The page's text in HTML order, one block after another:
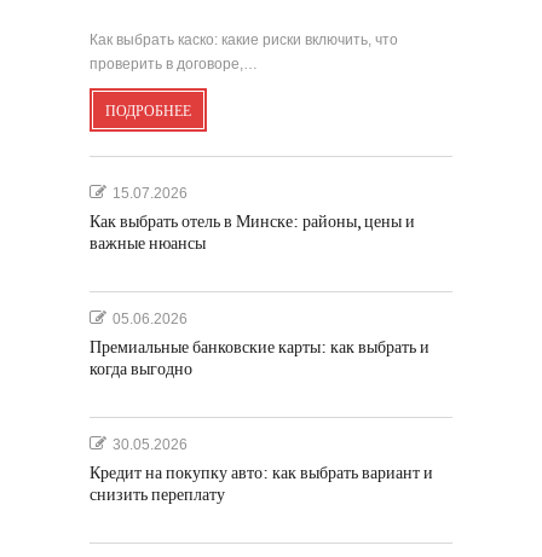
Как выбрать каско: какие риски включить, что
проверить в договоре,…
ПОДРОБНЕЕ
15.07.2026
Как выбрать отель в Минске: районы, цены и
важные нюансы
05.06.2026
Премиальные банковские карты: как выбрать и
когда выгодно
30.05.2026
Кредит на покупку авто: как выбрать вариант и
снизить переплату